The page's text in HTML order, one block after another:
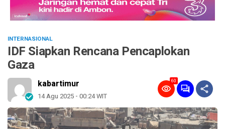
INTERNASIONAL
IDF Siapkan Rencana Pencaplokan
Gaza
kabartimur
14 Agu 2025 - 00:24 WIT
60